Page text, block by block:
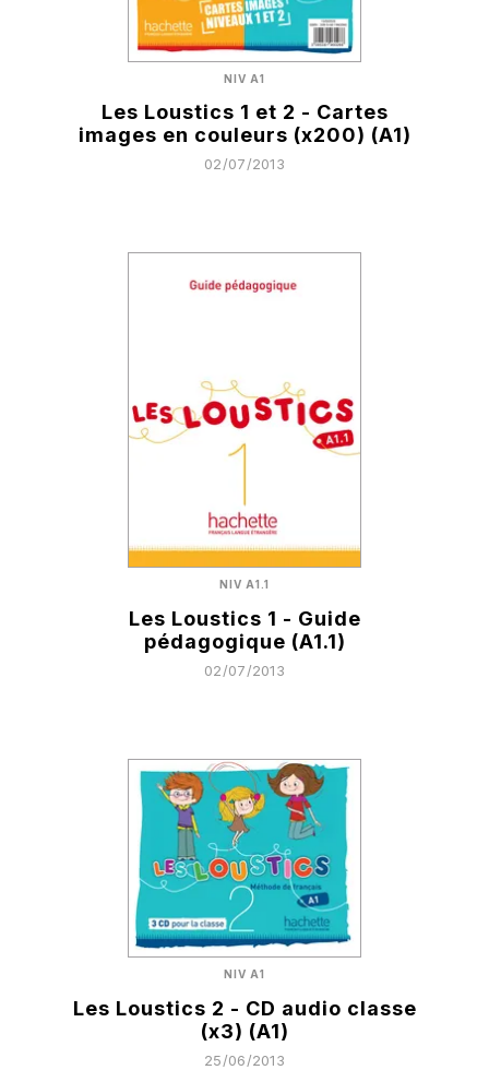
NIV A1
Les Loustics 1 et 2 - Cartes
images en couleurs (x200) (A1)
02/07/2013
NIV A1.1
Les Loustics 1 - Guide
pédagogique (A1.1)
02/07/2013
NIV A1
Les Loustics 2 - CD audio classe
(x3) (A1)
25/06/2013